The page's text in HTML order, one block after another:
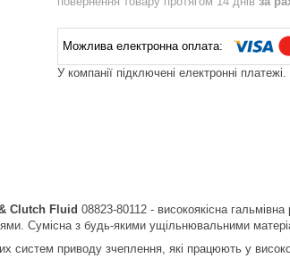
У компанії підключені електронні
Clutch Fluid 08823-80112 - високоякісна
Сумісна з будь-якими ущільнювальними
систем приводу зчеплення, які працюють у